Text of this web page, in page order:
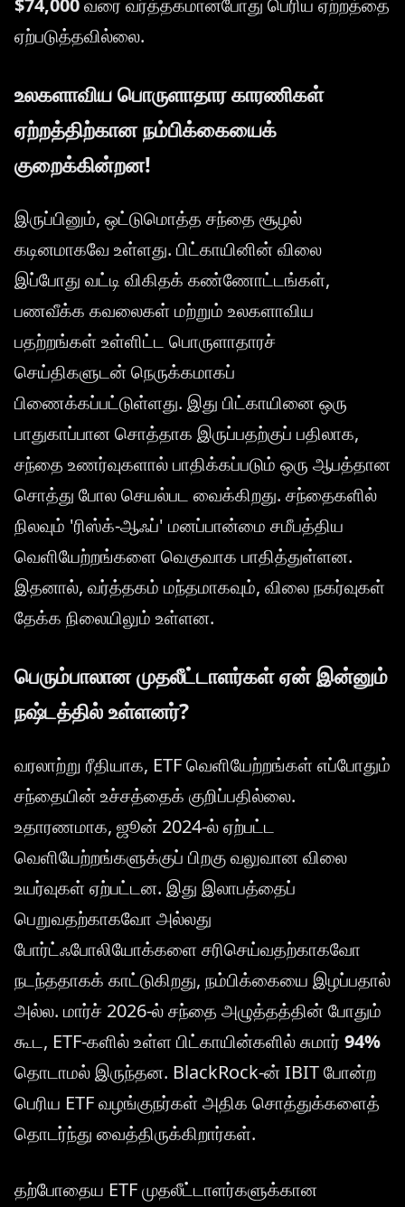
ஏற்படுத்தவில்லை.
உலகளாவிய பொருளாதார காரணிகள்
ஏற்றத்திற்கான நம்பிக்கையைக்
குறைக்கின்றன!
இருப்பினும், ஒட்டுமொத்த சந்தை சூழல்
கடினமாகவே உள்ளது. பிட்காயினின் விலை
இப்போது வட்டி விகிதக் கண்ணோட்டங்கள்,
பணவீக்க கவலைகள் மற்றும் உலகளாவிய
பதற்றங்கள் உள்ளிட்ட பொருளாதாரச்
செய்திகளுடன் நெருக்கமாகப்
பிணைக்கப்பட்டுள்ளது. இது பிட்காயினை ஒரு
பாதுகாப்பான சொத்தாக இருப்பதற்குப் பதிலாக,
சந்தை உணர்வுகளால் பாதிக்கப்படும் ஒரு ஆபத்தான
சொத்து போல செயல்பட வைக்கிறது. சந்தைகளில்
நிலவும் 'ரிஸ்க்-ஆஃப்' மனப்பான்மை சமீபத்திய
வெளியேற்றங்களை வெகுவாக பாதித்துள்ளன.
இதனால், வர்த்தகம் மந்தமாகவும், விலை நகர்வுகள்
தேக்க நிலையிலும் உள்ளன.
பெரும்பாலான முதலீட்டாளர்கள் ஏன் இன்னும்
நஷ்டத்தில் உள்ளனர்?
வரலாற்று ரீதியாக, ETF வெளியேற்றங்கள் எப்போதும்
சந்தையின் உச்சத்தைக் குறிப்பதில்லை.
உதாரணமாக, ஜூன் 2024-ல் ஏற்பட்ட
வெளியேற்றங்களுக்குப் பிறகு வலுவான விலை
உயர்வுகள் ஏற்பட்டன. இது இலாபத்தைப்
பெறுவதற்காகவோ அல்லது
போர்ட்ஃபோலியோக்களை சரிசெய்வதற்காகவோ
நடந்ததாகக் காட்டுகிறது, நம்பிக்கையை இழப்பதால்
அல்ல. மார்ச் 2026-ல் சந்தை அழுத்தத்தின் போதும்
கூட, ETF-களில் உள்ள பிட்காயின்களில் சுமார் 94%
தொடாமல் இருந்தன. BlackRock-ன் IBIT போன்ற
பெரிய ETF வழங்குநர்கள் அதிக சொத்துக்களைத்
தொடர்ந்து வைத்திருக்கிறார்கள்.
தற்போதைய ETF முதலீட்டாளர்களுக்கான